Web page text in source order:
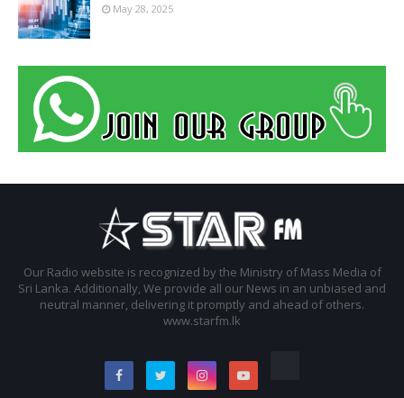
May 28, 2025
Our Radio website is recognized by the Ministry of Mass Media of
Sri Lanka. Additionally, We provide all our News in an unbiased and
neutral manner, delivering it promptly and ahead of others.
www.starfm.lk